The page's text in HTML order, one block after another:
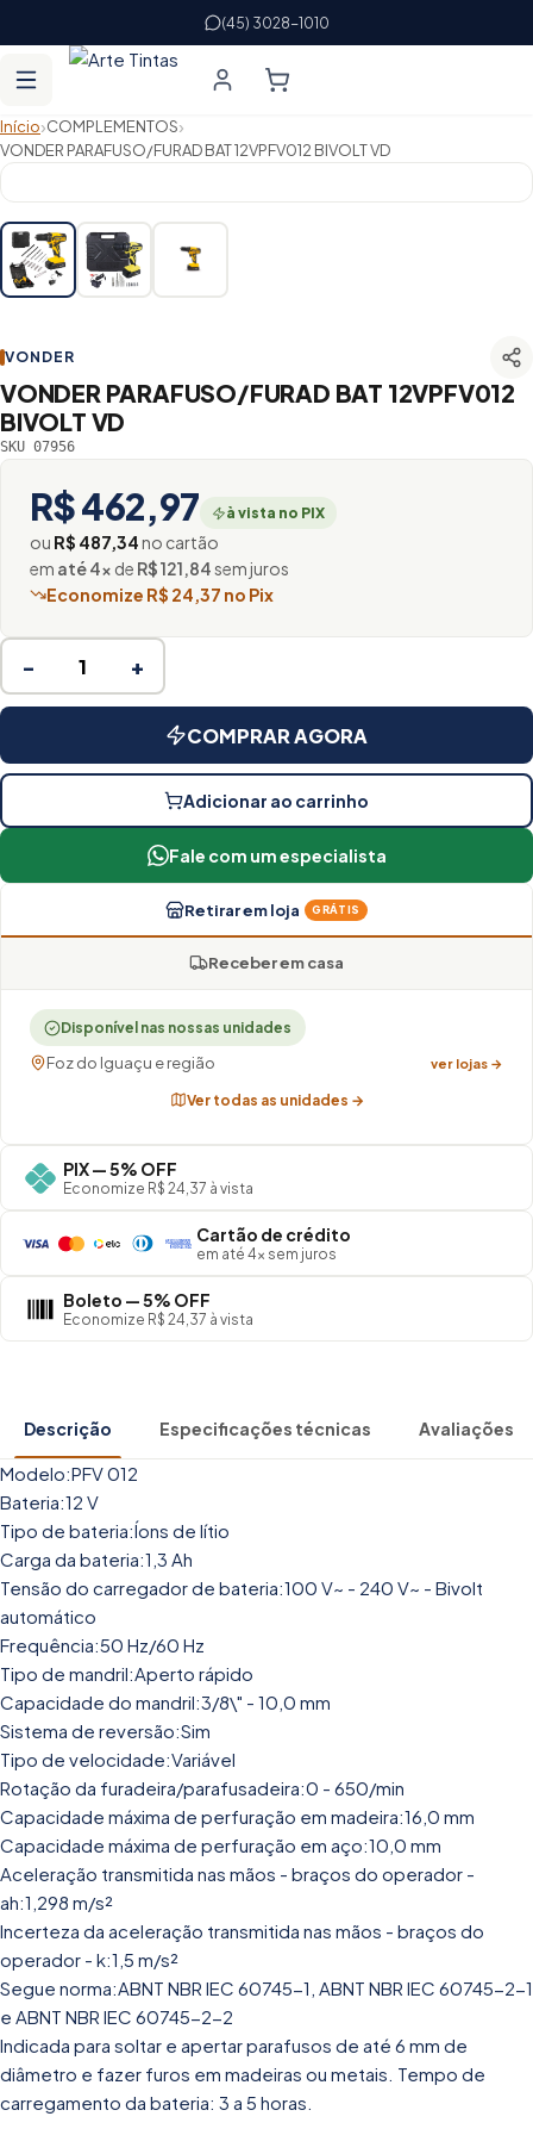
(45) 3028-1010
Início›COMPLEMENTOS›
VONDER PARAFUSO/FURAD BAT 12VPFV012 BIVOLT VD
VONDER
VONDER PARAFUSO/FURAD BAT 12VPFV012
BIVOLT VD
SKU 07956
R$ 462,97 à vista no PIX
ou R$ 487,34no cartão
em até 4× de R$ 121,84sem juros
Economize R$ 24,37 no Pix
− +
COMPRAR AGORA
Adicionar ao carrinho
Fale com um especialista
Retirar em loja GRÁTIS
Receber em casa
Disponível nas nossas unidades
Foz do Iguaçu e região ver lojas →
Ver todas as unidades →
PIX — 5% OFF
Economize R$ 24,37 à vista
Cartão de crédito
em até 4× sem juros
Boleto — 5% OFF
Economize R$ 24,37 à vista
Descrição Especificações técnicas Avaliações
Modelo:PFV 012
Bateria:12 V
Tipo de bateria:Íons de lítio
Carga da bateria:1,3 Ah
Tensão do carregador de bateria:100 V~ - 240 V~ - Bivolt
automático
Frequência:50 Hz/60 Hz
Tipo de mandril:Aperto rápido
Capacidade do mandril:3/8\" - 10,0 mm
Sistema de reversão:Sim
Tipo de velocidade:Variável
Rotação da furadeira/parafusadeira:0 - 650/min
Capacidade máxima de perfuração em madeira:16,0 mm
Capacidade máxima de perfuração em aço:10,0 mm
Aceleração transmitida nas mãos - braços do operador -
ah:1,298 m/s²
Incerteza da aceleração transmitida nas mãos - braços do
operador - k:1,5 m/s²
Segue norma:ABNT NBR IEC 60745-1, ABNT NBR IEC 60745-2-1
e ABNT NBR IEC 60745-2-2
Indicada para soltar e apertar parafusos de até 6 mm de
diâmetro e fazer furos em madeiras ou metais. Tempo de
carregamento da bateria: 3 a 5 horas.